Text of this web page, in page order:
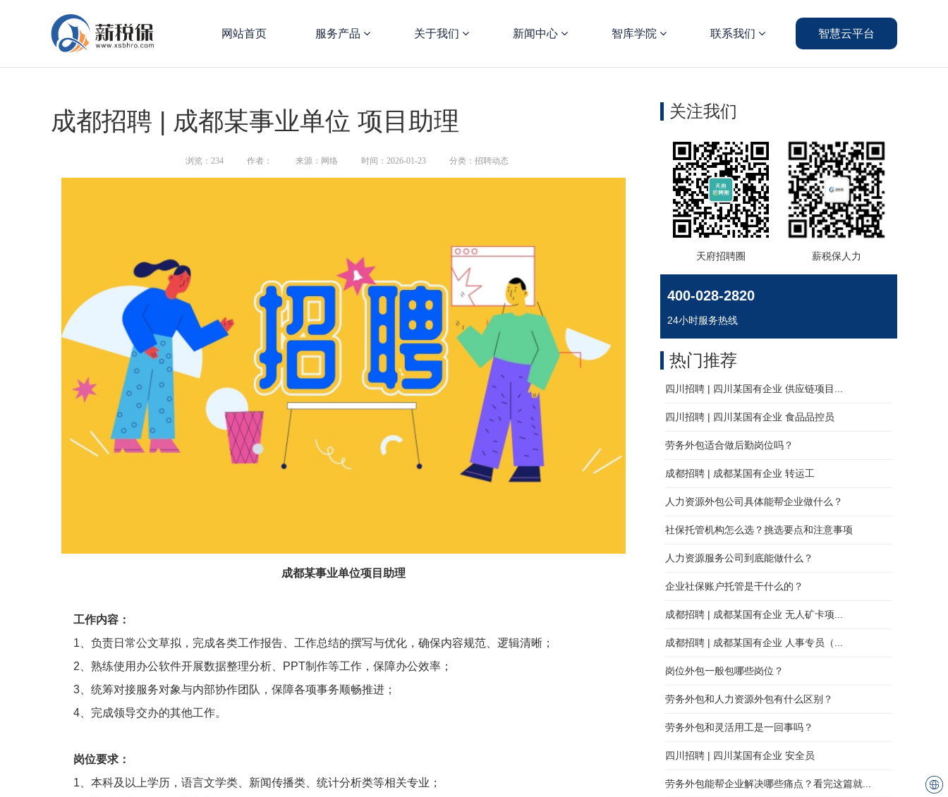
网站首页 服务产品 关于我们 新闻中心 智库学院 联系我们 智慧云平台
成都招聘 | 成都某事业单位 项目助理
浏览： 234 作者： 来源：网络 时间：2026-01-23 分类：招聘动态
成都某事业单位项目助理
工作内容：
1、负责日常公文草拟，完成各类工作报告、工作总结的撰写与优化，确保内容规范、逻辑清晰；
2、熟练使用办公软件开展数据整理分析、PPT制作等工作，保障办公效率；
3、统筹对接服务对象与内部协作团队，保障各项事务顺畅推进；
4、完成领导交办的其他工作。
岗位要求：
1、本科及以上学历，语言文学类、新闻传播类、统计分析类等相关专业；
关注我们
400-028-2820
24小时服务热线
四川招聘 | 四川某国有企业 供应链项目...
四川招聘 | 四川某国有企业 食品品控员
劳务外包适合做后勤岗位吗？
成都招聘 | 成都某国有企业 转运工
人力资源外包公司具体能帮企业做什么？
社保托管机构怎么选？挑选要点和注意事项
人力资源服务公司到底能做什么？
企业社保账户托管是干什么的？
成都招聘 | 成都某国有企业 无人矿卡项...
成都招聘 | 成都某国有企业 人事专员（...
岗位外包一般包哪些岗位？
劳务外包和人力资源外包有什么区别？
劳务外包和灵活用工是一回事吗？
四川招聘 | 四川某国有企业 安全员
劳务外包能帮企业解决哪些痛点？看完这篇就...
热门推荐
天府招聘圈 薪税保人力